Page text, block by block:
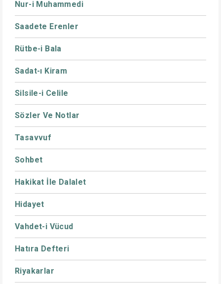
Nur-i Muhammedi
Saadete Erenler
Rütbe-i Bala
Sadat-ı Kiram
Silsile-i Celile
Sözler Ve Notlar
Tasavvuf
Sohbet
Hakikat İle Dalalet
Hidayet
Vahdet-i Vücud
Hatıra Defteri
Riyakarlar